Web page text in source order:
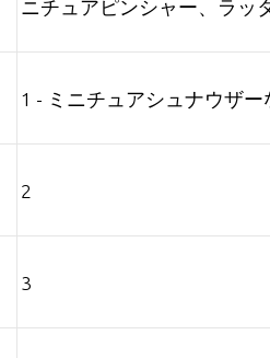
ニチュアピンシャー、ラッ
1 - ミニチュアシュナウザー
2
3